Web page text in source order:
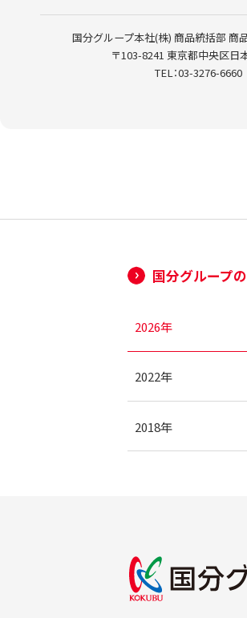
国分グループ本社(株) 商品統括部 商
〒103-8241 東京都中央区日
TEL：03-3276-6660
国分グループ
2026年
2022年
2018年